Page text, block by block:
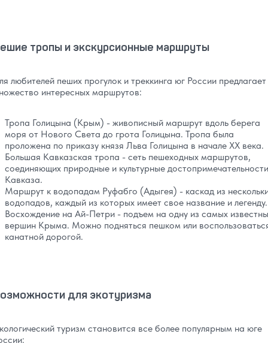
тропы и экскурсионные маршруты
любителей пеших прогулок и треккинга юг России предлагает
интересных маршрутов:
Тропа Голицына (Крым) - живописный маршрут вдоль берега
моря от Нового Света до грота Голицына. Тропа была
проложена по приказу князя Льва Голицына в начале XX века.
Большая Кавказская тропа - сеть пешеходных маршрутов,
соединяющих природные и культурные достопримечательности
Кавказа.
Маршрут к водопадам Руфабго (Адыгея) - каскад из
водопадов, каждый из которых имеет свое название и легенду.
Восхождение на Ай-Петри - подъем на одну из самых
вершин Крыма. Можно подняться пешком или
канатной дорогой.
для экотуризма
туризм становится все более популярным на юге